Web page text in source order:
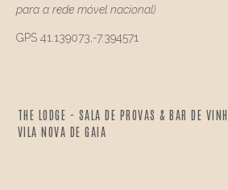
para a rede móvel nacional)
GPS 41.139073,-7.394571
THE LODGE - SALA DE PROVAS & BAR DE
VILA NOVA DE GAIA